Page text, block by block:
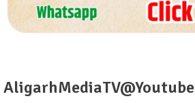
AligarhMediaTV@Youtube